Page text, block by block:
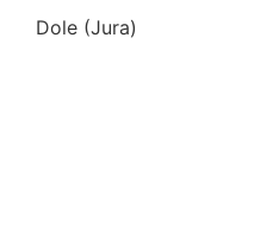
Dole (Jura)